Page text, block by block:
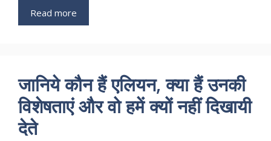
Read more
जानिये कौन हैं एलियन, क्या हैं उनकी
विशेषताएं और वो हमें क्यों नहीं दिखायी
देते